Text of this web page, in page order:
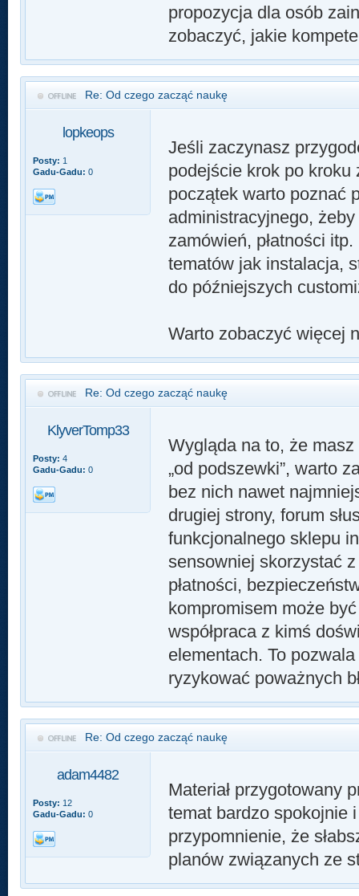
propozycja dla osób
zobaczyć, jakie
Re: Od czego zacząć naukę
lopkeops
Posty: 1
Gadu-Gadu: 0
Jeśli zaczynasz
podejście krok po kroku
początek warto poznać
administracyjnego,
zamówień, płatności
tematów jak instalacja,
do późniejszych
Warto zobaczyć więcej
Re: Od czego zacząć naukę
KlyverTomp33
Posty: 4
Gadu-Gadu: 0
Wygląda na to, że
„od podszewki”, warto
bez nich nawet
drugiej strony, forum
funkcjonalnego sklepu
sensowniej skorzystać
płatności,
kompromisem może
współpraca z kimś
elementach. To
ryzykować poważnych
Re: Od czego zacząć naukę
adam4482
Posty: 12
Gadu-Gadu: 0
Materiał przygotowany
temat bardzo spokojnie
przypomnienie, że
planów związanych ze